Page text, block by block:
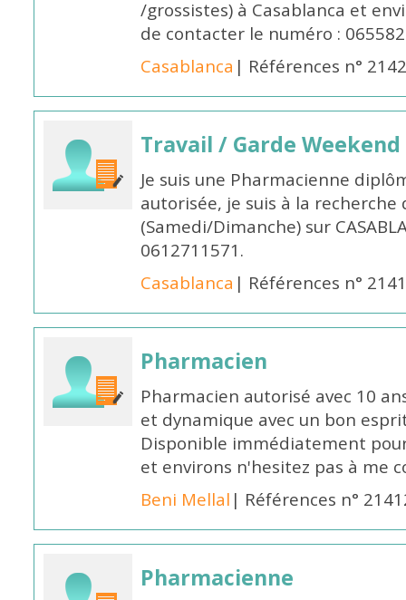
/grossistes) à Casablanca et
de contacter le numéro :
Casablanca | Références n°
Travail / Garde Weekend
Je suis une Pharmacienne
autorisée, je suis à la
(Samedi/Dimanche) sur
0612711571.
Casablanca | Références n°
Pharmacien
Pharmacien autorisé avec 10
et dynamique avec un bon
Disponible immédiatement
et environs n'hesitez pas à me
Beni Mellal | Références n°
Pharmacienne